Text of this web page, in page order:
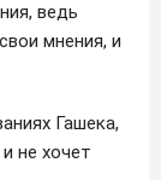
ведь
мнения, и
Гашека,
не хочет